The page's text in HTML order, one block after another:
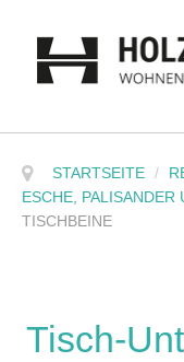
STARTSEITE /
ESCHE, PALISANDER
TISCHBEINE
Tisch-